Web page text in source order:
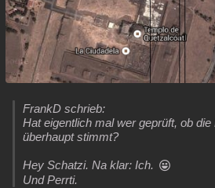
FrankD schrieb:
Hat eigentlich mal wer geprüft, ob
überhaupt stimmt?
Hey Schatzi. Na klar: Ich.
Und Perrti.